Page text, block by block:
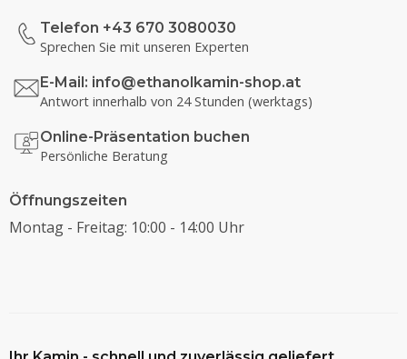
Telefon +43 670 3080030
Sprechen Sie mit unseren Experten
E-Mail: info@ethanolkamin-shop.at
Antwort innerhalb von 24 Stunden (werktags)
Online-Präsentation buchen
Persönliche Beratung
Öffnungszeiten
Montag - Freitag: 10:00 - 14:00 Uhr